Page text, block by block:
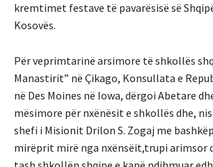
kremtimet festave të pavarësisë së
Kosovës.
Për veprimtarinë arsimore të shkollës
Manastirit” në Çikago, Konsullata e
në Des Moines në Iowa, dërgoi Abetare
mësimore për nxënësit e shkollës dhe,
shefi i Misionit Drilon S. Zogaj me
mirëprit mirë nga nxënsëit,trupi arimsor